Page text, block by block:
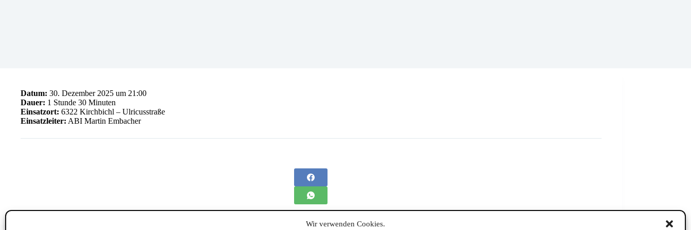
Wir verwenden Cookies.
Datum: 30. Dezember 2025 um 21:00
Dauer: 1 Stunde 30 Minuten
Einsatzort: 6322 Kirchbichl – Ulricusstraße
Einsatzleiter: ABI Martin Embacher